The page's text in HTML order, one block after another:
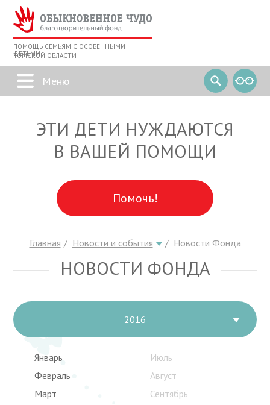
ПОМОЩЬ СЕМЬЯМ С ОСОБЕННЫМИ
ДЕТЬМИ
ТОМСКОЙ ОБЛАСТИ
ЭТИ ДЕТИ НУЖДАЮТСЯ
В ВАШЕЙ ПОМОЩИ
Помочь!
Главная Новости и события Новости Фонда
НОВОСТИ ФОНДА
2016
Январь
Февраль
Март
Июль
Август
Сентябрь